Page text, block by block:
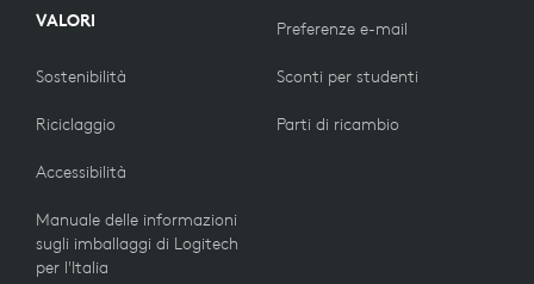
VALORI
Sostenibilità
Riciclaggio
Accessibilità
Manuale delle informazioni
sugli imballaggi di Logitech
per l'Italia
Preferenze e-mail
Sconti per studenti
Parti di ricambio